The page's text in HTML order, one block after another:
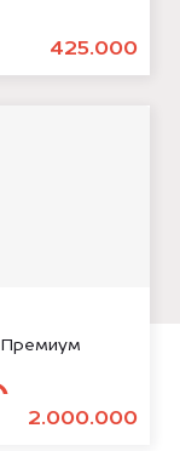
425.000
Премиум
2.000.000